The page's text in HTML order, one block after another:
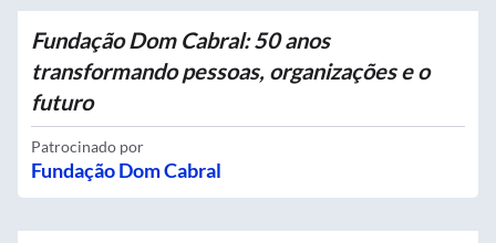
Fundação Dom Cabral: 50 anos
transformando pessoas, organizações e o
futuro
Patrocinado por
Fundação Dom Cabral